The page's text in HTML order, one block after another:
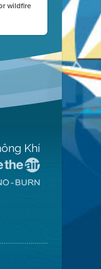
wildfire
Khí
Trang
Không
(Không